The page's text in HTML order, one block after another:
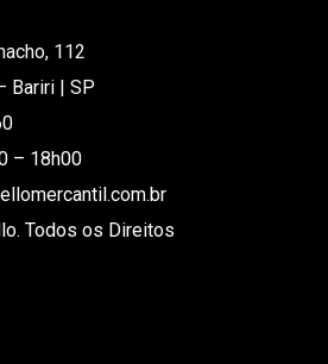
112
Bariri | SP
– 18h00
Todos os Direitos